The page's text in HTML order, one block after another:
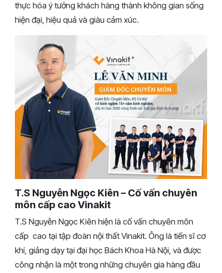
thực hóa ý tưởng khách hàng thành không gian sống
hiện đại, hiệu quả và giàu cảm xúc.
T.S Nguyễn Ngọc Kiên – Cố vấn chuyên
môn cấp cao Vinakit
T.S Nguyễn Ngọc Kiên hiện là cố vấn chuyên môn
cấp cao tại tập đoàn nội thất Vinakit. Ông là tiến sĩ cơ
khí, giảng dạy tại đại học Bách Khoa Hà Nội, và được
công nhận là một trong những chuyên gia hàng đầu